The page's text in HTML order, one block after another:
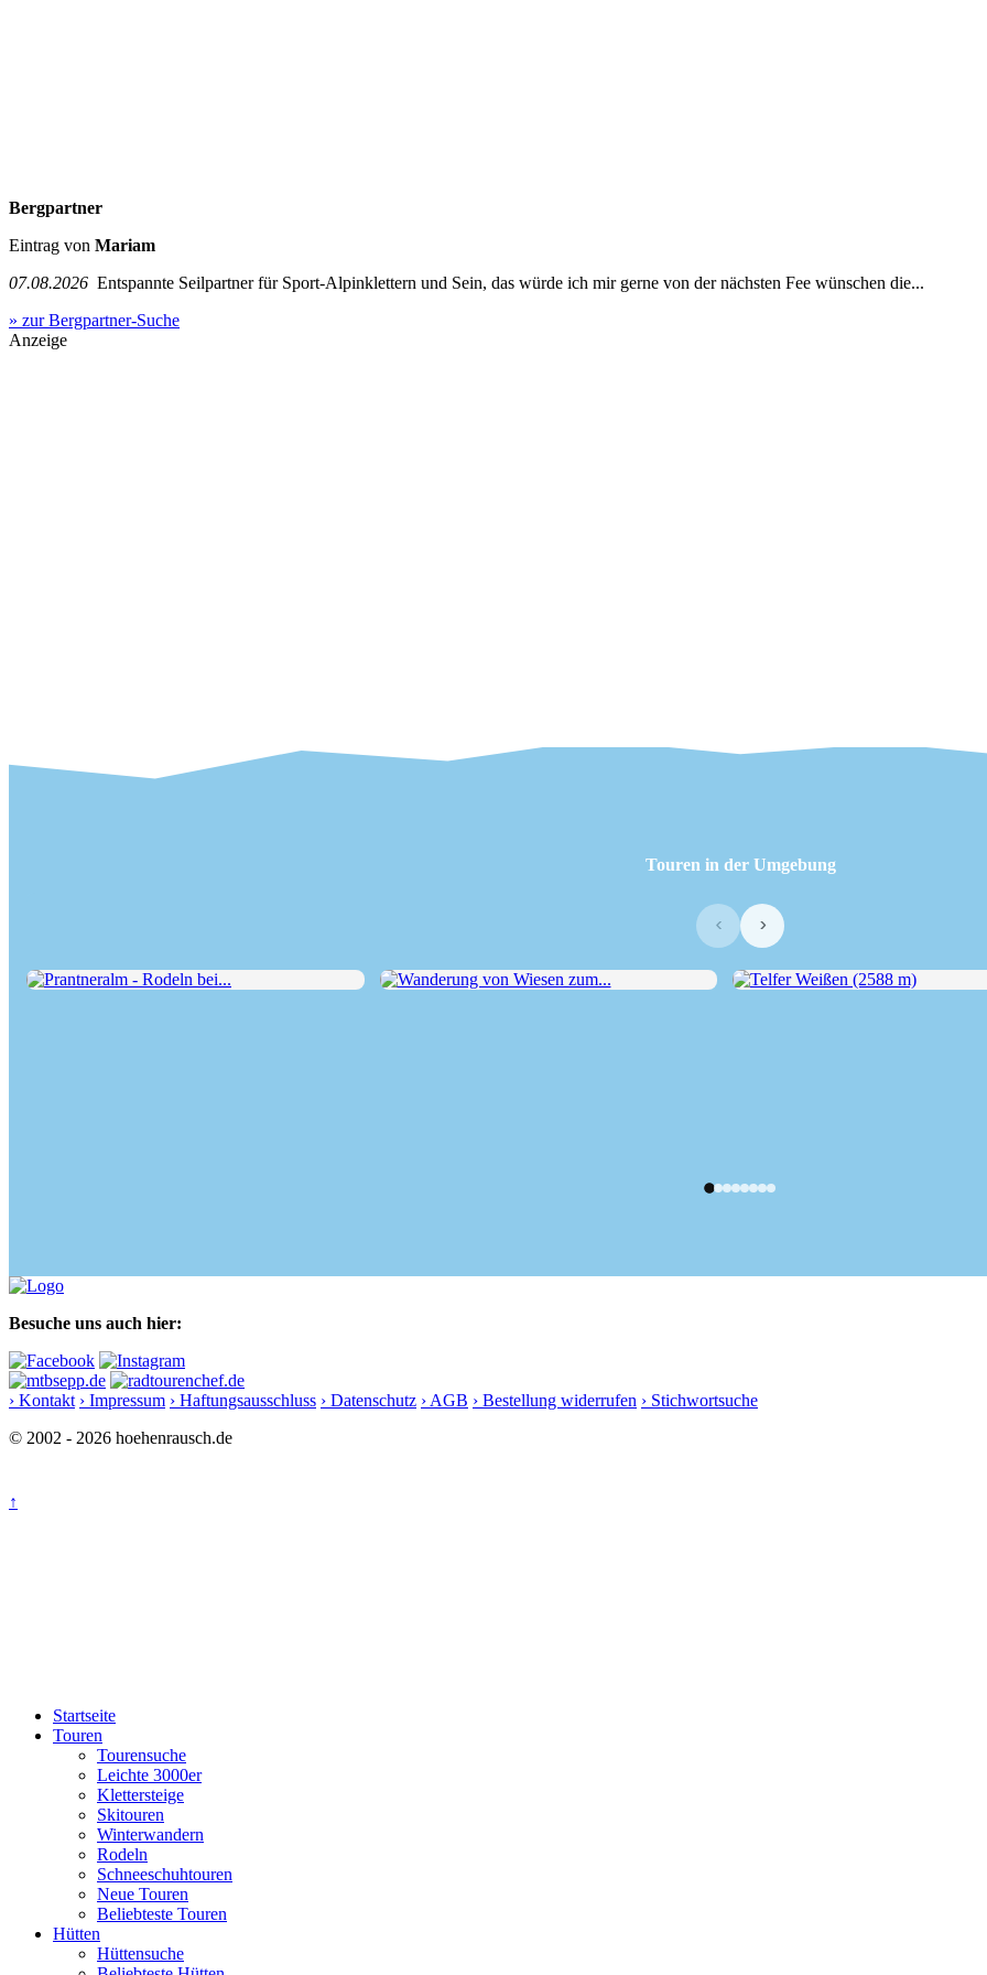
Bergpartner
Eintrag von Mariam
07.08.2026 Entspannte Seilpartner für Sport-Alpinklettern und Sein, das würde ich mir gerne von der nächsten Fee wünschen die...
» zur Bergpartner-Suche
Anzeige
Touren in der Umgebung
‹ ›
Besuche uns auch hier:
› Kontakt › Impressum › Haftungsausschluss › Datenschutz › AGB › Bestellung widerrufen › Stichwortsuche
© 2002 - 2026 hoehenrausch.de
↑
Startseite
Touren
Tourensuche
Leichte 3000er
Klettersteige
Skitouren
Winterwandern
Rodeln
Schneeschuhtouren
Neue Touren
Beliebteste Touren
Hütten
Hüttensuche